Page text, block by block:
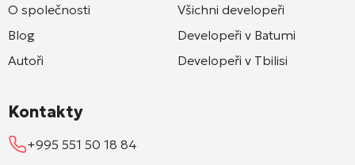
O společnosti
Blog
Autoři
Všichni developeři
Developeři v Batumi
Developeři v Tbilisi
Kontakty
+995 551 50 18 84